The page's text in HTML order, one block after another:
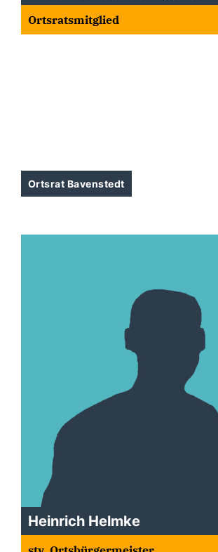
Ortsratsmitglied
Ortsrat Bavenstedt
Heinrich Helmke